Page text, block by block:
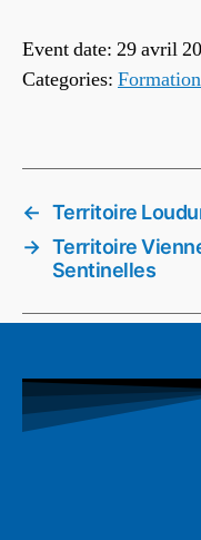
Event date: 29 avril
Categories:
← Territoire
→ Territoire
Sentinelles